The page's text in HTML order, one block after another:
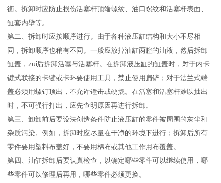
衡。拆卸时应防止损伤活塞杆顶端螺纹、油口螺纹和活塞杆表面、
缸套内壁等。
第二、拆卸时应按顺序进行。由于各种液压缸结构和大小不尽相
同，拆卸顺序也稍有不同。一般应放掉油缸两腔的油液，然后拆卸
缸盖，zui后拆卸活塞与活塞杆。在拆卸液压缸的缸盖时，对于内卡
键式联接的卡键或卡环要使用工具，禁止使用扁铲；对于法兰式端
盖必须用螺钉顶出，不允许锤击或硬撬。在活塞和活塞杆难以抽出
时，不可强行打出，应先查明原因再进行拆卸。
第三、卸卸前后要设法创造条件防止液压缸的零件被周围的灰尘和
杂质污染。例如，拆卸时应尽量在干净的环境下进行；拆卸后所有
零件要用塑料布盖好，不要用棉布或其他工作用布覆盖。
第四、油缸拆卸后要认真检查，以确定哪些零件可以继续使用，哪
些零件可以修理后再用，哪些零件必须更换。